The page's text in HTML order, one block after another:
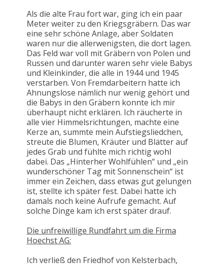
Als die alte Frau fort war, ging ich ein paar
Meter weiter zu den Kriegsgräbern. Das war
eine sehr schöne Anlage, aber Soldaten
waren nur die allerwenigsten, die dort lagen.
Das Feld war voll mit Gräbern von Polen und
Russen und darunter waren sehr viele Babys
und Kleinkinder, die alle in 1944 und 1945
verstarben. Von Fremdarbeitern hatte ich
Ahnungslose nämlich nur wenig gehört und
die Babys in den Gräbern konnte ich mir
überhaupt nicht erklären. Ich räucherte in
alle vier Himmelsrichtungen, machte eine
Kerze an, summte mein Aufstiegsliedchen,
streute die Blumen, Kräuter und Blätter auf
jedes Grab und fühlte mich richtig wohl
dabei. Das „Hinterher Wohlfühlen“ und „ein
wunderschöner Tag mit Sonnenschein“ ist
immer ein Zeichen, dass etwas gut gelungen
ist, stellte ich später fest. Dabei hatte ich
damals noch keine Aufrufe gemacht. Auf
solche Dinge kam ich erst später drauf.
Die unfreiwillige Rundfahrt um die Firma
Hoechst AG:
Ich verließ den Friedhof von Kelsterbach,